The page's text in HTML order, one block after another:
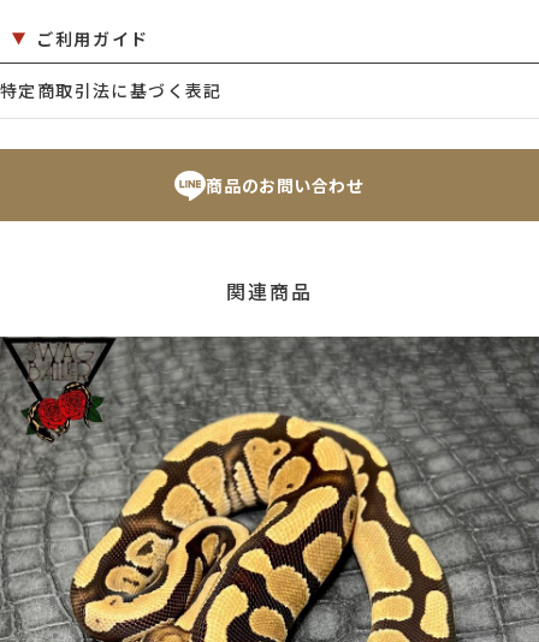
ご利用ガイド
特定商取引法に基づく表記
商品のお問い合わせ
関連商品